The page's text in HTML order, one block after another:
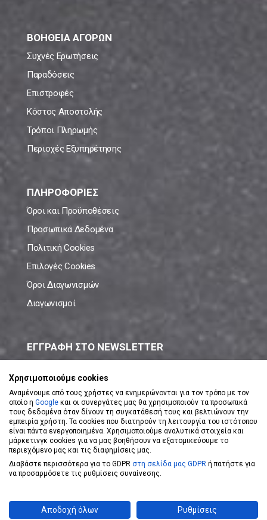
ΒΟΗΘΕΙΑ ΑΓΟΡΩΝ
Συχνές Ερωτήσεις
Παραδόσεις
Επιστροφές
Κόστος Αποστολής
Τρόποι Πληρωμής
Περιοχές Εξυπηρέτησης
ΠΛΗΡΟΦΟΡΙΕΣ
Όροι και Προϋποθέσεις
Προσωπικά Δεδομένα
Πολιτική Cookies
Επιλογές Cookies
Όροι Διαγωνισμών
Διαγωνισμοί
ΕΓΓΡΑΦΗ ΣΤΟ NEWSLETTER
ΕΓΓΡΑΦΗ ΣΤΟ NEWSLETTER
Αποδέχομαι τουςΌρους Χρήσης
Powered byeShopKeyDesigned byKoolmetrix
Χρησιμοποιούμε cookies
Αναμένουμε από τους χρήστες να ενημερώνονται για τον τρόπο με τον
οποίο η Google και οι συνεργάτες μας θα χρησιμοποιούν τα προσωπικά
τους δεδομένα όταν δίνουν τη συγκατάθεσή τους και βελτιώνουν την
εμπειρία χρήστη. Τα cookies που διατηρούν τη λειτουργία του ιστότοπου
είναι πάντα ενεργοποιημένα. Χρησιμοποιούμε αναλυτικά στοιχεία και
μάρκετινγκ cookies για να μας βοηθήσουν να εξατομικεύουμε το
περιεχόμενο μας και τις διαφημίσεις μας.
Διαβάστε περισσότερα για το GDPR στη σελίδα μας GDPR ή πατήστε για
να προσαρμόσετε τις ρυθμίσεις συναίνεσης.
Αποδοχή όλων Ρυθμίσεις